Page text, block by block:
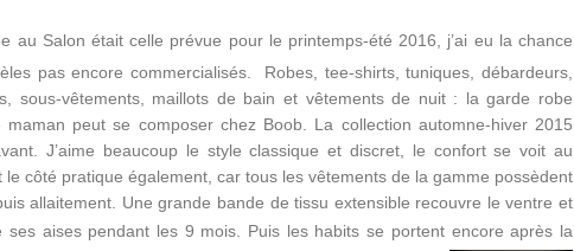
au Salon était celle prévue pour le printemps-été 2016, j’ai eu la chance
pas encore commercialisés. Robes, tee-shirts, tuniques, débardeurs,
sous-vêtements, maillots de bain et vêtements de nuit : la garde robe
peut se composer chez Boob. La collection automne-hiver 2015
J’aime beaucoup le style classique et discret, le confort se voit au
le côté pratique également, car tous les vêtements de la gamme possèdent
allaitement. Une grande bande de tissu extensible recouvre le ventre et
ses aises pendant les 9 mois. Puis les habits se portent encore après la